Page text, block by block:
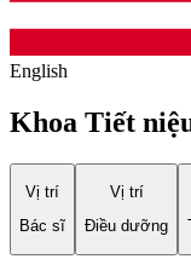
English
Khoa Tiết
Vị trí
Bác sĩ
Vị trí
Điều dưỡng